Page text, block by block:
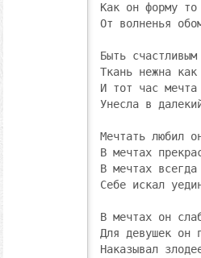
Как он форму то
От волненья
Быть
Ткань нежна как
И тот час
Унесла в
Мечтать любил
В мечтах
В мечтах
Себе искал
В мечтах он
Для девушек он
Наказывал